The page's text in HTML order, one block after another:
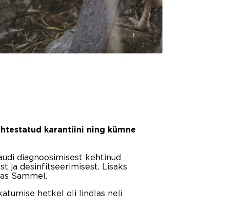
karantiini ning kümne
diagnoosimisest kehtinud
ja desinfitseerimisest. Lisaks
Sammel.
hetkel oli lindlas neli